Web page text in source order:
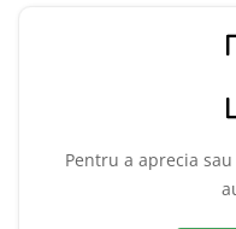
Pentru a aprecia